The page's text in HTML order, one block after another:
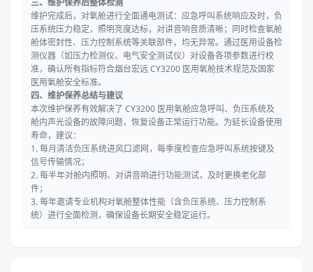
三、维护保养后整体检测
维护完成后，对氧舱进行全面通电测试：应急呼叫系统响应及时，负
压系统压力稳定，照明亮度达标，对讲音响音质清晰；同时检查氧舱
舱体密封性、压力控制系统等关联部件，均无异常。通过医用设备检
测仪器（如压力检测仪、电气安全测试仪）对设备各项参数进行校
准，确认所有指标符合烟台宏远 CY3200 医用氧舱技术规范及国家
医用氧舱安全标准。
四、维护保养总结与建议
本次维护保养有效解决了 CY3200 医用氧舱应急呼叫、负压系统及
舱内声光设备的故障问题，恢复设备正常运行功能。为延长设备使用
寿命，建议：
1. 每月清洁负压系统进风口滤网，每季度检查应急呼叫系统按键及
信号传输情况；
2. 每半年对舱内照明、对讲音响进行功能测试，及时更换老化部
件；
3. 每年邀请专业机构对氧舱整体性能（含负压系统、压力控制系
统）进行全面检测，确保设备长期安全稳定运行。